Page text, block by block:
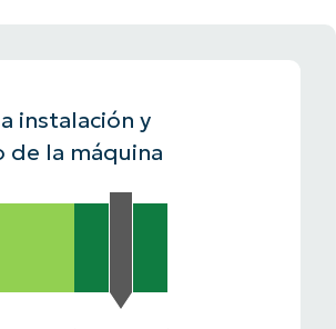
instalación y
la máquina